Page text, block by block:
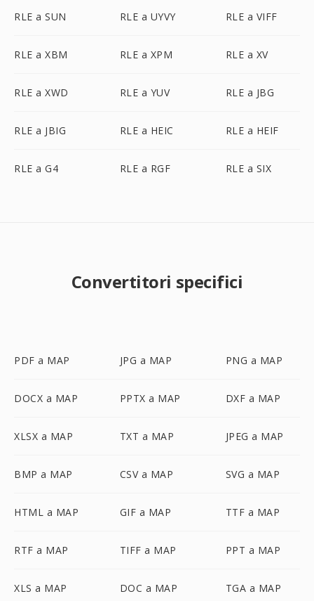
RLE a SUN RLE a UYVY RLE a VIFF
RLE a XBM RLE a XPM RLE a XV
RLE a XWD RLE a YUV RLE a JBG
RLE a JBIG RLE a HEIC RLE a HEIF
RLE a G4 RLE a RGF RLE a SIX
Convertitori specifici
PDF a MAP JPG a MAP PNG a MAP
DOCX a MAP PPTX a MAP DXF a MAP
XLSX a MAP TXT a MAP JPEG a MAP
BMP a MAP CSV a MAP SVG a MAP
HTML a MAP GIF a MAP TTF a MAP
RTF a MAP TIFF a MAP PPT a MAP
XLS a MAP DOC a MAP TGA a MAP